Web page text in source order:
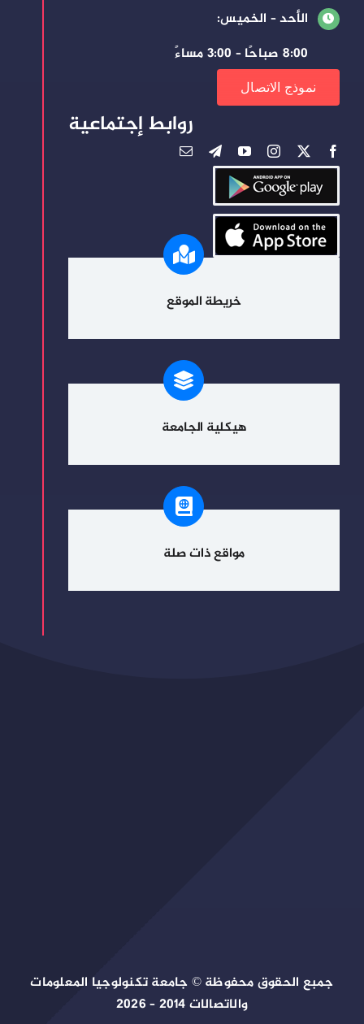
الأحد – الخميس:
8:00 صباحًا – 3:00 مساءً
نموذج الاتصال
روابط إجتماعية
خريطة الموقع
هيكلية الجامعة
مواقع ذات صلة
جمبع الحقوق محفوظة © جامعة تكنولوجيا المعلومات
والاتصالات 2014 – 2026